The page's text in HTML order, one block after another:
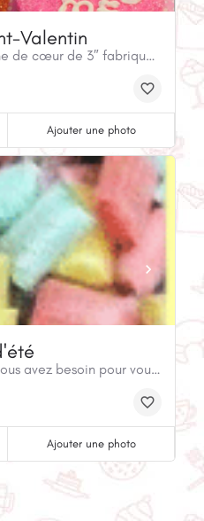
Valentin
Un grand biscuit en forme de cœur de 3″ fabriqué à partir de notre recette traditionnelle de sablés fondants. Décoré avec du sucre rose ou rouge avec des messages de la Saint-Valentin.
Ajouter une photo
Juste les bonbons dont vous avez besoin pour vous apporter le goût de l'été. Un délicieux mélange de 10 saveurs qui vous rappellera les jours où vous saviez qu'il était temps de rentrer chez vous lorsque les lampadaires se sont allumés! Disponible uniquement en été.
Ajouter une photo